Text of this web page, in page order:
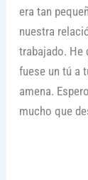
era tan
nuestra
trabajado. He
fuese un tú a
amena.
mucho que